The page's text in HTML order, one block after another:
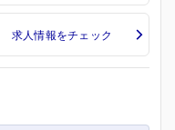
求人情報をチェック